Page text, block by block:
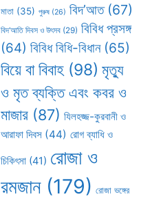
মাতা (35) পুরুষ (26) বিদ’আত(67)
বিদ’আতি দিবস ও উৎসব (29) বিবিধ প্রসঙ্গ
(64) বিবিধ বিধি-বিধান(65)
বিয়ে বা বিবাহ (98) মৃত্যু
ও মৃত ব্যক্তি এবং কবর ও
মাজার (87) যিলহজ্জ-কুরবানী ও
আরাফা দিবস (44) রোগ ব্যাধি ও
চিকিৎসা (41) রোজা ও
রমজান(179) রোজা ভঙ্গের